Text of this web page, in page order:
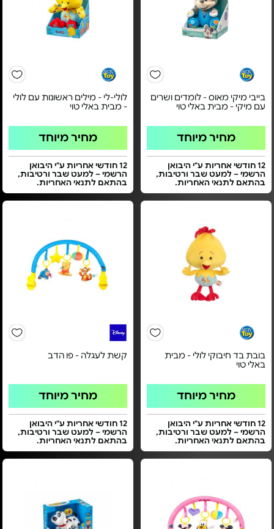
בייבי מיקי מאוס - לומדים ושרים
עם מיקי - מבית באלי טוי
מחיר מיוחד
12 חודשי אחריות ע"י היבואן
הרשמי – למעט שבר ורטיבות,
בהתאם לתנאי האחריות.
לולי-לי - מילים ראשונות עם לולי
- מבית באלי טוי
מחיר מיוחד
12 חודשי אחריות ע"י היבואן
הרשמי – למעט שבר ורטיבות,
בהתאם לתנאי האחריות.
בובת בד חיבוקי לולי - מבית
באלי טוי
מחיר מיוחד
12 חודשי אחריות ע"י היבואן
הרשמי – למעט שבר ורטיבות,
בהתאם לתנאי האחריות.
קשת לעגלה - פו הדב
מחיר מיוחד
12 חודשי אחריות ע"י היבואן
הרשמי – למעט שבר ורטיבות,
בהתאם לתנאי האחריות.